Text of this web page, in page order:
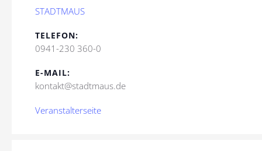
STADTMAUS
TELEFON:
0941-230 360-0
E-MAIL:
kontakt@stadtmaus.de
Veranstalterseite